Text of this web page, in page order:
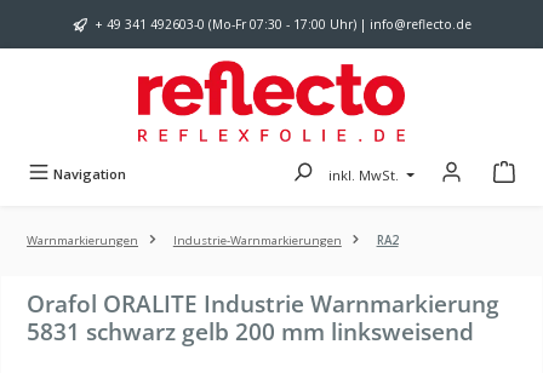
Zum Hauptinhalt springen
+ 49 341 492603-0 (Mo-Fr 07:30 - 17:00 Uhr) | info@reflecto.de
Navigation inkl. MwSt.
Warnmarkierungen Industrie-Warnmarkierungen RA2
Orafol ORALITE Industrie Warnmarkierung
5831 schwarz gelb 200 mm linksweisend